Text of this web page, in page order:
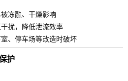
冻融、干燥影响
扰，降低泄流效率
、停车场等改造时破坏
护